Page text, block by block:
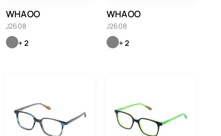
WHAOO
J2608
+ 2
WHAOO
J2608
+ 2